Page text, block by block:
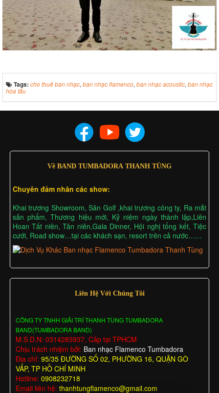
Tags: cho thuê ban nhạc, ban nhạc flamenco, ban nhạc acoustic, ban nhạc
hòa tấu
Về BAND TUMBADORA THANH TÙNG
Chuyên đảm nhân các show:
Khai trương Showroom, Sân Golf ,khai trương công ty, Ra mắt
sản phẩm, Thương hiệu mới, Kỷ niệm ngày thành lập,Liên
Hoan Tất niên, Tân niên,Gala Dinner, Hội nghị tổng kết, Tiệc
cưới, Road show…tại các khách sạn, resort trên cả nước……
Liên Hệ Với Chúng Tôi
CÔNG TY TNHH GIẢI TRÍ THANH TÙNG TUMBADORA
BAND(TUMBADORA BAND)
M.S.D.N: 0314283937, Cấp tại TPHCM
Chịu trách nhiệm bởi: Ban nhạc Flamenco Tumbadora
Địa chỉ: 95/35 ĐƯỜNG SỐ 02, PHƯỜNG 16, QUẬN GÒ
VẤP, TP HỒ CHÍ MINH
Hotline: 0908232718
Email liên hệ: thanhtungflamenco@gmail.com